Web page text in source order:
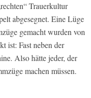
Trauerkultur
abgesegnet. Eine Lüge
gemacht wurden von
ist: Fast neben der
Also hätte jeder, der
machen müssen.